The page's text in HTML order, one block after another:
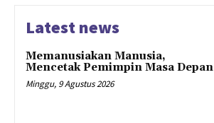
Latest news
Memanusiakan Manusia,
Mencetak Pemimpin Masa Depan
Minggu, 9 Agustus 2026